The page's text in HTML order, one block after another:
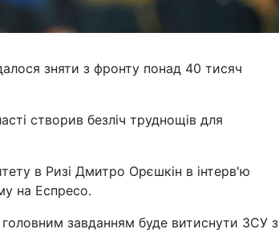
зняти з фронту понад 40 тисяч
створив безліч труднощів для
в Ризі Дмитро Орєшкін в інтерв'ю
на Еспресо.
завданням буде витиснути ЗСУ з